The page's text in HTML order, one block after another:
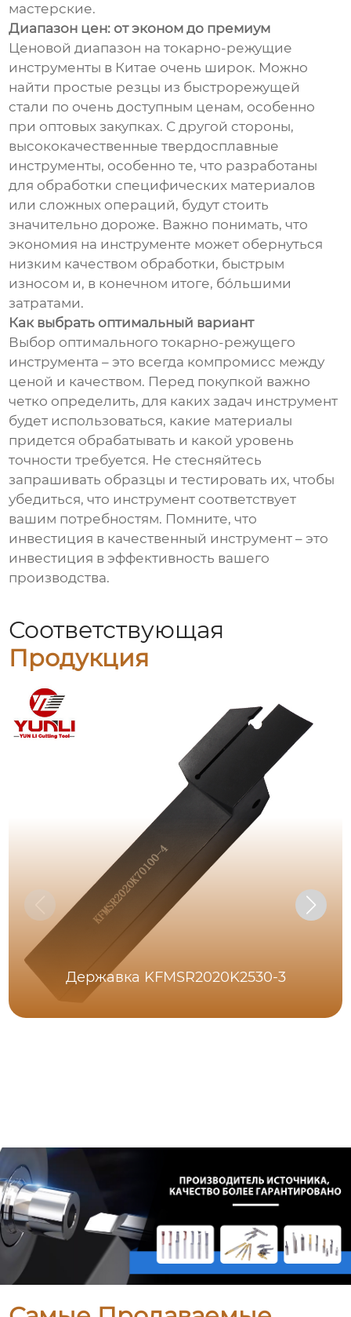
мастерские.
Диапазон цен: от эконом до премиум
Ценовой диапазон на токарно-режущие
инструменты в Китае очень широк. Можно
найти простые резцы из быстрорежущей
стали по очень доступным ценам, особенно
при оптовых закупках. С другой стороны,
высококачественные твердосплавные
инструменты, особенно те, что разработаны
для обработки специфических материалов
или сложных операций, будут стоить
значительно дороже. Важно понимать, что
экономия на инструменте может обернуться
низким качеством обработки, быстрым
износом и, в конечном итоге, бóльшими
затратами.
Как выбрать оптимальный вариант
Выбор оптимального токарно-режущего
инструмента – это всегда компромисс между
ценой и качеством. Перед покупкой важно
четко определить, для каких задач инструмент
будет использоваться, какие материалы
придется обрабатывать и какой уровень
точности требуется. Не стесняйтесь
запрашивать образцы и тестировать их, чтобы
убедиться, что инструмент соответствует
вашим потребностям. Помните, что
инвестиция в качественный инструмент – это
инвестиция в эффективность вашего
производства.
Соответствующая
Продукция
Державка KFMSR2020K2530-3